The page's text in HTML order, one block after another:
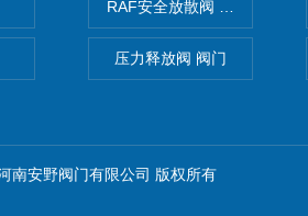
RAF安全放散阀 阀生产
压力释放阀 阀门
南安野阀门有限公司 版权所有